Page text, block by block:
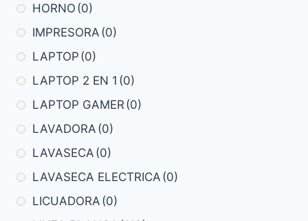
HORNO (0)
IMPRESORA (0)
LAPTOP (0)
LAPTOP 2 EN 1 (0)
LAPTOP GAMER (0)
LAVADORA (0)
LAVASECA (0)
LAVASECA ELECTRICA (0)
LICUADORA (0)